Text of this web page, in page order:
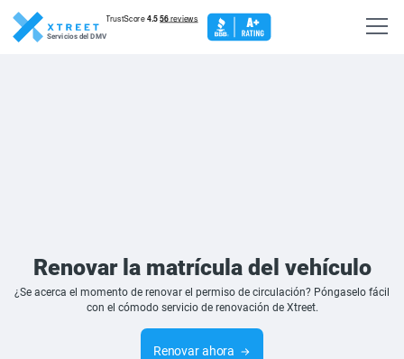
Servicios del DMV
Renovar la matrícula del vehículo
¿Se acerca el momento de renovar el permiso de circulación? Póngaselo fácil
con el cómodo servicio de renovación de Xtreet.
Renovar ahora